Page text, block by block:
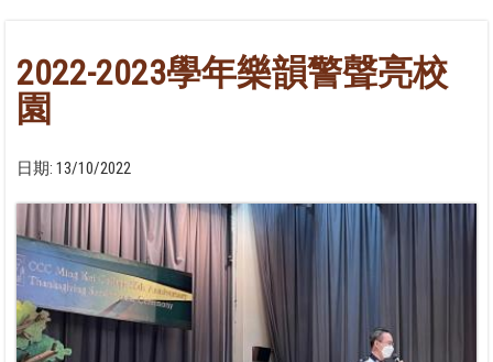
2022-2023學年樂韻警聲亮校
園
日期: 13/10/2022